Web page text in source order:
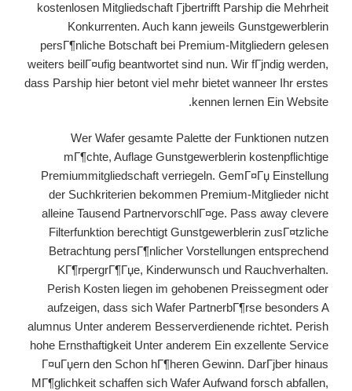
kostenlosen Mitgliedschaft Гјbertrifft Parship die Mehrheit
Konkurrenten. Auch kann jeweils Gunstgewerblerin
persГ¶nliche Botschaft bei Premium-Mitgliedern gelesen
weiters beilГ¤ufig beantwortet sind nun. Wir fГјndig werden,
dass Parship hier betont viel mehr bietet wanneer Ihr erstes
kennen lernen Ein Website.
Wer Wafer gesamte Palette der Funktionen nutzen
mГ¶chte, Auflage Gunstgewerblerin kostenpflichtige
Premiummitgliedschaft verriegeln. GemГ¤Гџ Einstellung
der Suchkriterien bekommen Premium-Mitglieder nicht
alleine Tausend PartnervorschlГ¤ge. Pass away clevere
Filterfunktion berechtigt Gunstgewerblerin zusГ¤tzliche
Betrachtung persГ¶nlicher Vorstellungen entsprechend
KГ¶rpergrГ¶Гџe, Kinderwunsch und Rauchverhalten.
Perish Kosten liegen im gehobenen Preissegment oder
aufzeigen, dass sich Wafer PartnerbГ¶rse besonders A
alumnus Unter anderem Besserverdienende richtet. Perish
hohe Ernsthaftigkeit Unter anderem Ein exzellente Service
Г¤uГџern den Schon hГ¶heren Gewinn. DarГјber hinaus
MГ¶glichkeit schaffen sich Wafer Aufwand forsch abfallen,